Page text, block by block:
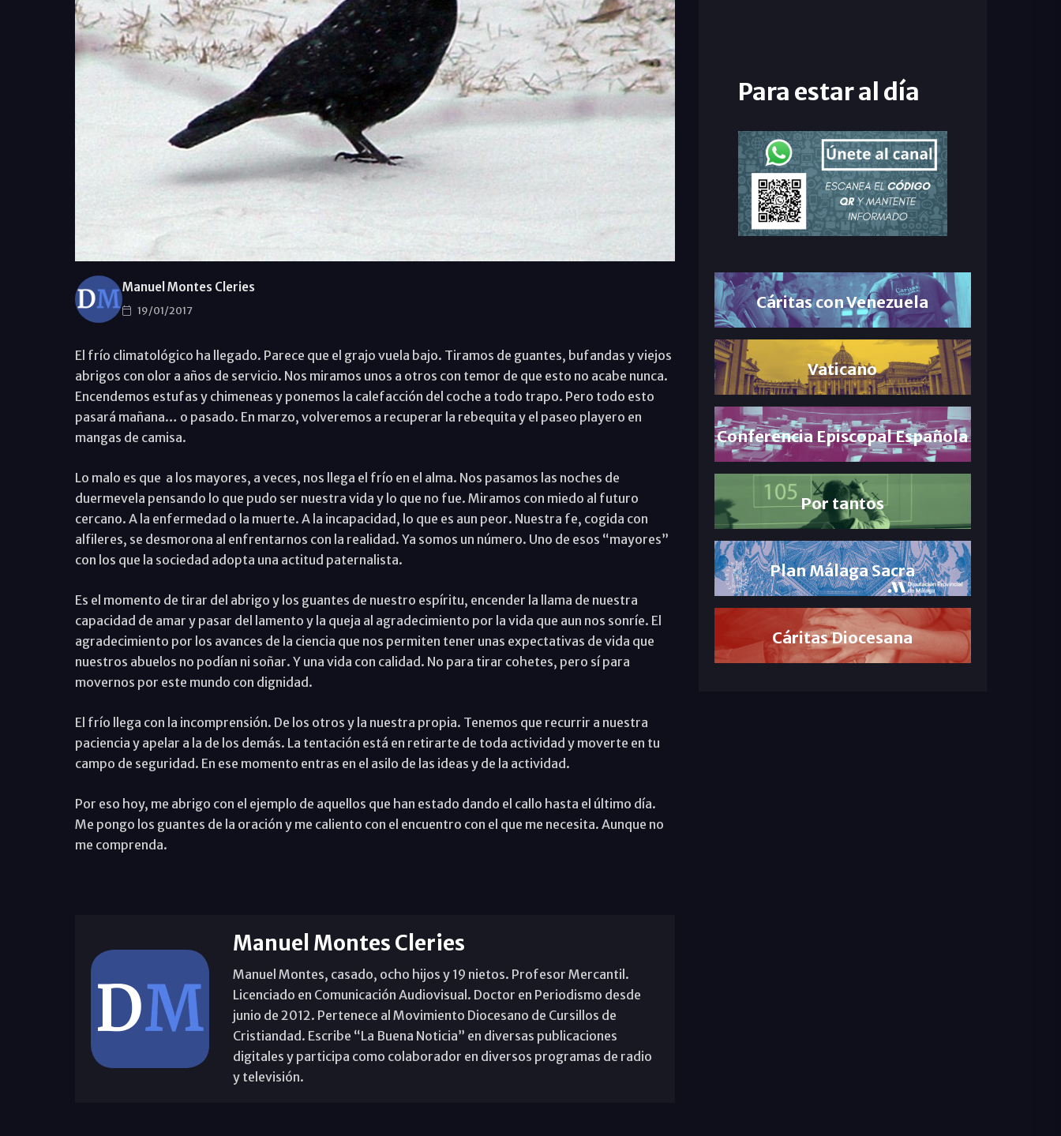
Manuel Montes Cleries
19/01/2017
El frío climatológico ha llegado. Parece que el grajo vuela bajo. Tiramos de guantes, bufandas y viejos
abrigos con olor a años de servicio. Nos miramos unos a otros con temor de que esto no acabe nunca.
Encendemos estufas y chimeneas y ponemos la calefacción del coche a todo trapo. Pero todo esto
pasará mañana… o pasado. En marzo, volveremos a recuperar la rebequita y el paseo playero en
mangas de camisa.
Lo malo es que a los mayores, a veces, nos llega el frío en el alma. Nos pasamos las noches de
duermevela pensando lo que pudo ser nuestra vida y lo que no fue. Miramos con miedo al futuro
cercano. A la enfermedad o la muerte. A la incapacidad, lo que es aun peor. Nuestra fe, cogida con
alfileres, se desmorona al enfrentarnos con la realidad. Ya somos un número. Uno de esos “mayores”
con los que la sociedad adopta una actitud paternalista.
Es el momento de tirar del abrigo y los guantes de nuestro espíritu, encender la llama de nuestra
capacidad de amar y pasar del lamento y la queja al agradecimiento por la vida que aun nos sonríe. El
agradecimiento por los avances de la ciencia que nos permiten tener unas expectativas de vida que
nuestros abuelos no podían ni soñar. Y una vida con calidad. No para tirar cohetes, pero sí para
movernos por este mundo con dignidad.
El frío llega con la incomprensión. De los otros y la nuestra propia. Tenemos que recurrir a nuestra
paciencia y apelar a la de los demás. La tentación está en retirarte de toda actividad y moverte en tu
campo de seguridad. En ese momento entras en el asilo de las ideas y de la actividad.
Por eso hoy, me abrigo con el ejemplo de aquellos que han estado dando el callo hasta el último día.
Me pongo los guantes de la oración y me caliento con el encuentro con el que me necesita. Aunque no
me comprenda.
Manuel Montes Cleries
Manuel Montes, casado, ocho hijos y 19 nietos. Profesor Mercantil.
Licenciado en Comunicación Audiovisual. Doctor en Periodismo desde
junio de 2012. Pertenece al Movimiento Diocesano de Cursillos de
Cristiandad. Escribe “La Buena Noticia” en diversas publicaciones
digitales y participa como colaborador en diversos programas de radio
y televisión.
Para estar al día
Cáritas con Venezuela
Vaticano
Conferencia Episcopal Española
Por tantos
Plan Málaga Sacra
Cáritas Diocesana